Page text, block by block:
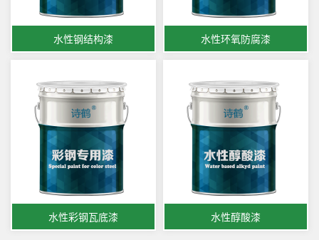
水性钢结构漆 水性环氧防腐漆
水性彩钢瓦底漆 水性醇酸漆